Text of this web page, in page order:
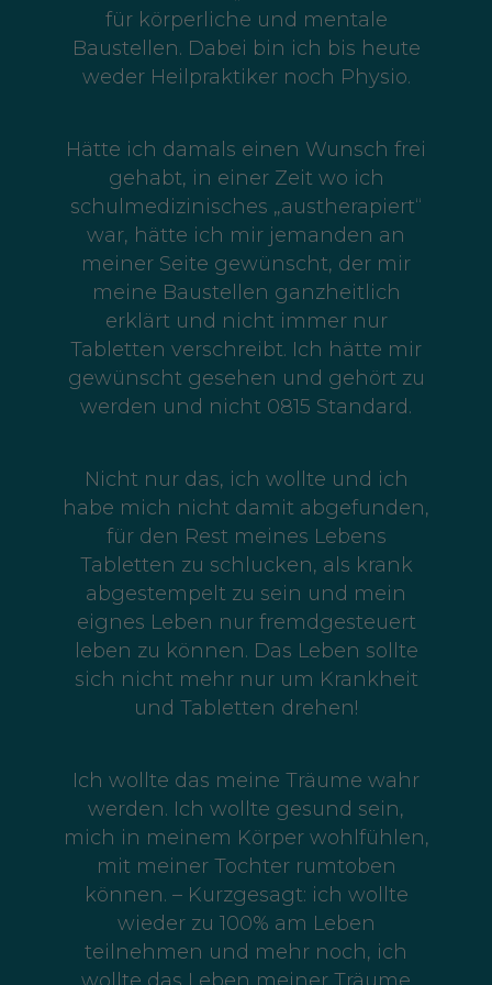
für körperliche und mentale
Baustellen. Dabei bin ich bis heute
weder Heilpraktiker noch Physio.
Hätte ich damals einen Wunsch frei
gehabt, in einer Zeit wo ich
schulmedizinisches „austherapiert“
war, hätte ich mir jemanden an
meiner Seite gewünscht, der mir
meine Baustellen ganzheitlich
erklärt und nicht immer nur
Tabletten verschreibt. Ich hätte mir
gewünscht gesehen und gehört zu
werden und nicht 0815 Standard.
Nicht nur das, ich wollte und ich
habe mich nicht damit abgefunden,
für den Rest meines Lebens
Tabletten zu schlucken, als krank
abgestempelt zu sein und mein
eignes Leben nur fremdgesteuert
leben zu können. Das Leben sollte
sich nicht mehr nur um Krankheit
und Tabletten drehen!
Ich wollte das meine Träume wahr
werden. Ich wollte gesund sein,
mich in meinem Körper wohlfühlen,
mit meiner Tochter rumtoben
können. – Kurzgesagt: ich wollte
wieder zu 100% am Leben
teilnehmen und mehr noch, ich